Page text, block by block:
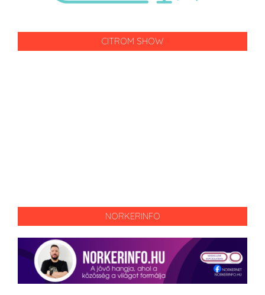
CITROM SHOW
NORKERINFO